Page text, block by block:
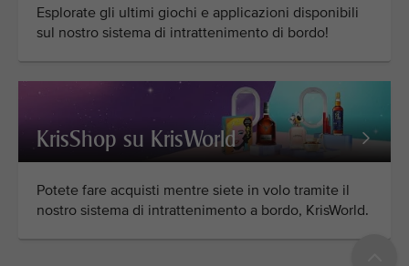
Esplorate gli ultimi giochi e applicazioni disponibili
sul nostro sistema di intrattenimento di bordo!
KrisShop su KrisWorld
Potete fare acquisti mentre siete in volo tramite il
nostro sistema di intrattenimento a bordo, KrisWorld.